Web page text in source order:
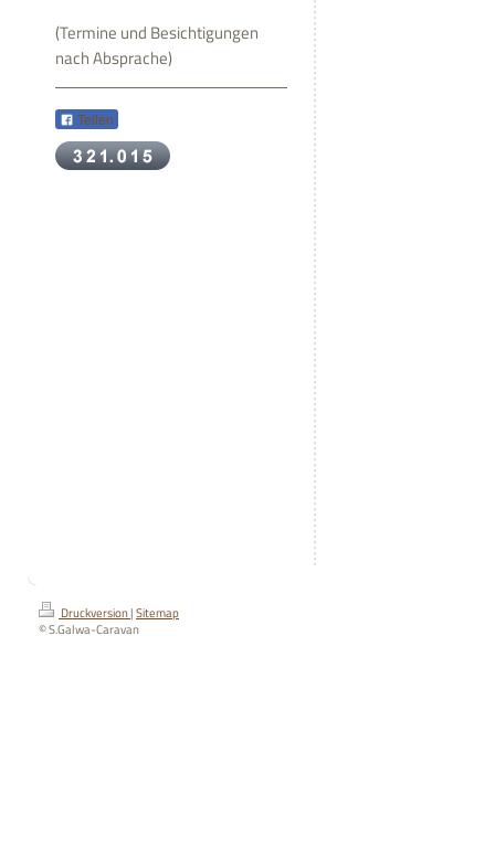
(Termine und Besichtigungen
nach Absprache)
Teilen
Druckversion|Sitemap
© S.Galwa-Caravan